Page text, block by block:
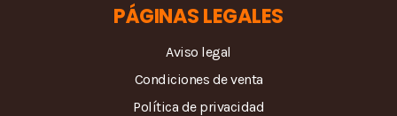
PÁGINAS LEGALES
Aviso legal
Condiciones de venta
Política de privacidad